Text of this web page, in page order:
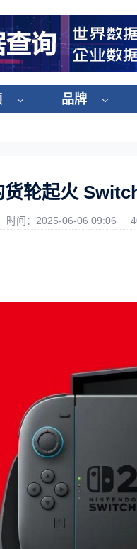
品牌
轮起火
时间：2025-06-06 09:06